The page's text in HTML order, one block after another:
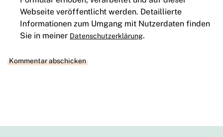
Webseite veröffentlicht werden. Detaillierte
Informationen zum Umgang mit Nutzerdaten finden
Sie in meiner Datenschutzerklärung.